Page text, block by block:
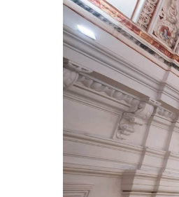
Hit enter to search or